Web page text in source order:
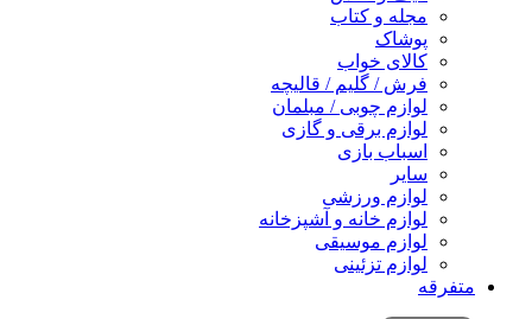
مجله و کتاب
پوشاک
کالای خواب
فرش / گلیم / قالیچه
لوازم چوبی / مبلمان
لوازم برقی و گازی
اسباب بازی
سایر
لوازم ورزشی
لوازم خانه و آشپزخانه
لوازم موسیقی
لوازم تزئینی
متفرقه